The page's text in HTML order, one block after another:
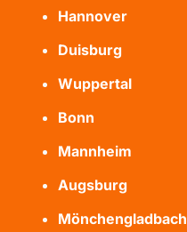
Hannover
Duisburg
Wuppertal
Bonn
Mannheim
Augsburg
Mönchengladbach